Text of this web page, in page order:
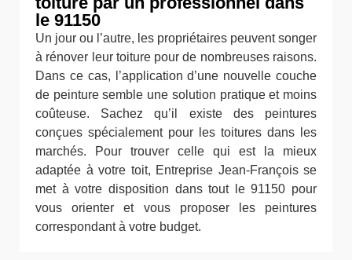
le 91150
Un jour ou l’autre, les propriétaires peuvent songer
à rénover leur toiture pour de nombreuses raisons.
Dans ce cas, l’application d’une nouvelle couche
de peinture semble une solution pratique et moins
coûteuse. Sachez qu’il existe des peintures
conçues spécialement pour les toitures dans les
marchés. Pour trouver celle qui est la mieux
adaptée à votre toit, Entreprise Jean-François se
met à votre disposition dans tout le 91150 pour
vous orienter et vous proposer les peintures
correspondant à votre budget.